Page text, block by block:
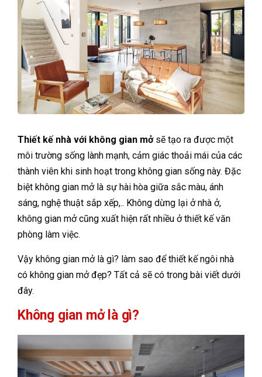
Thiết kế nhà với không gian mởsẽ tạo ra được một
môi trường sống lành mạnh, cảm giác thoải mái của các
thành viên khi sinh hoạt trong không gian sống này. Đặc
biệt không gian mở là sự hài hòa giữa sắc màu, ánh
sáng, nghệ thuật sắp xếp,.. Không dừng lại ở nhà ở,
không gian mở cũng xuất hiện rất nhiều ở thiết kế văn
phòng làm việc.
Vậy không gian mở là gì? làm sao để thiết kế ngôi nhà
có không gian mở đẹp? Tất cả sẽ có trong bài viết dưới
đây.
Không gian mở là gì?